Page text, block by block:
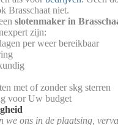
Brasschaat niet.
slotenmaker in
zijn:
per weer bereikbaar
met of zonder skg sterren
voor Uw budget
we ons in de plaatsing,